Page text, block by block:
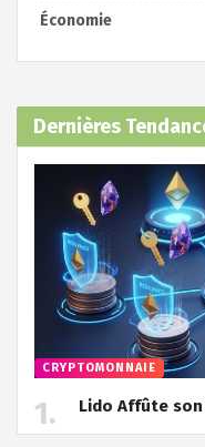
Économie
Dernières
CRYPTOMONNAIE
Lido Affûte son